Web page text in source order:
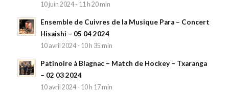
10 juin 2024 - 11 h 20 min
Ensemble de Cuivres de la Musique Para – Concert
Hisaishi – 05 04 2024
10 avril 2024 - 10 h 35 min
Patinoire à Blagnac – Match de Hockey – Txaranga
– 02 03 2024
10 avril 2024 - 10 h 17 min